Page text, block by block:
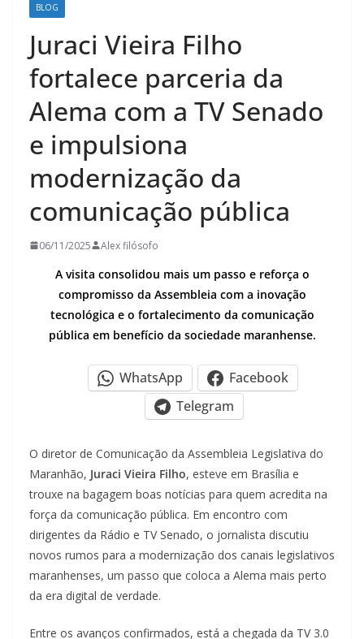
BLOG
Juraci Vieira Filho
fortalece parceria da
Alema com a TV Senado
e impulsiona
modernização da
comunicação pública
06/11/2025 Alex filósofo
A visita consolidou mais um passo e reforça o
compromisso da Assembleia com a inovação
tecnológica e o fortalecimento da comunicação
pública em benefício da sociedade maranhense.
WhatsApp
Facebook
Telegram
O diretor de Comunicação da Assembleia Legislativa do
Maranhão, Juraci Vieira Filho, esteve em Brasília e
trouxe na bagagem boas notícias para quem acredita na
força da comunicação pública. Em encontro com
dirigentes da Rádio e TV Senado, o jornalista discutiu
novos rumos para a modernização dos canais legislativos
maranhenses, um passo que coloca a Alema mais perto
da era digital de verdade.
Entre os avanços confirmados, está a chegada da TV 3.0